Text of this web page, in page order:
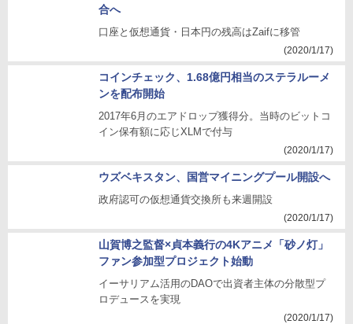
合へ
口座と仮想通貨・日本円の残高はZaifに移管
(2020/1/17)
コインチェック、1.68億円相当のステラルーメ
ンを配布開始
2017年6月のエアドロップ獲得分。当時のビットコ
イン保有額に応じXLMで付与
(2020/1/17)
ウズベキスタン、国営マイニングプール開設へ
政府認可の仮想通貨交換所も来週開設
(2020/1/17)
山賀博之監督×貞本義行の4Kアニメ「砂ノ灯」
ファン参加型プロジェクト始動
イーサリアム活用のDAOで出資者主体の分散型プ
ロデュースを実現
(2020/1/17)